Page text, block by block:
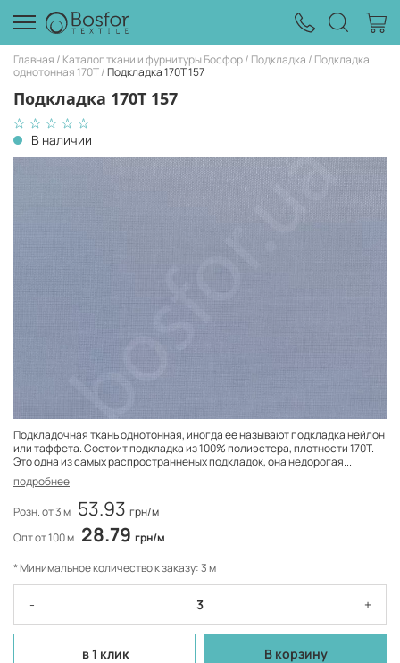
Главная Каталог ткани и фурнитуры Босфор Подкладка
Подкладка
однотонная 170Т Подкладка 170T 157
Подкладка 170T 157
В наличии
Подкладочная ткань однотонная, иногда ее называют подкладка нейлон
или таффета. Состоит подкладка из 100% полиэстера, плотности 170Т.
Это одна из самых распространненых подкладок, она недорогая...
подробнее
Розн. от 3 м 53.93 грн/м
Опт от 100 м 28.79 грн/м
* Минимальное количество к заказу: 3 м
- +
в 1 клик В корзину